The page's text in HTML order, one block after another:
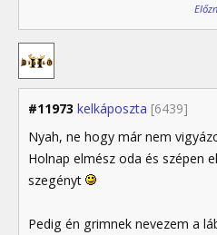
#11973 kelkáposzta [6439]
Nyah, ne hogy már nem
Holnap elmész oda és szépen
szegényt
Pedig én grimnek nevezem a